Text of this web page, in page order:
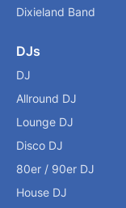
Dixieland Band
DJs
DJ
Allround DJ
Lounge DJ
Disco DJ
80er / 90er DJ
House DJ